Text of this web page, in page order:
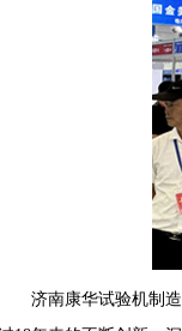
济南康华试验机制造